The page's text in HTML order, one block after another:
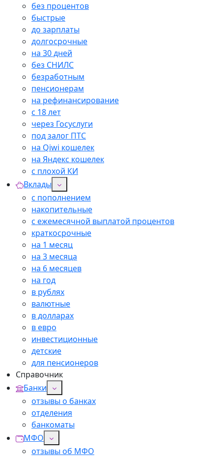
без процентов
быстрые
до зарплаты
долгосрочные
на 30 дней
без СНИЛС
безработным
пенсионерам
на рефинансирование
с 18 лет
через Госуслуги
под залог ПТС
на Qiwi кошелек
на Яндекс кошелек
с плохой КИ
Вклады
с пополнением
накопительные
с ежемесячной выплатой процентов
краткосрочные
на 1 месяц
на 3 месяца
на 6 месяцев
на год
в рублях
валютные
в долларах
в евро
инвестиционные
детские
для пенсионеров
Справочник
Банки
отзывы о банках
отделения
банкоматы
МФО
отзывы об МФО